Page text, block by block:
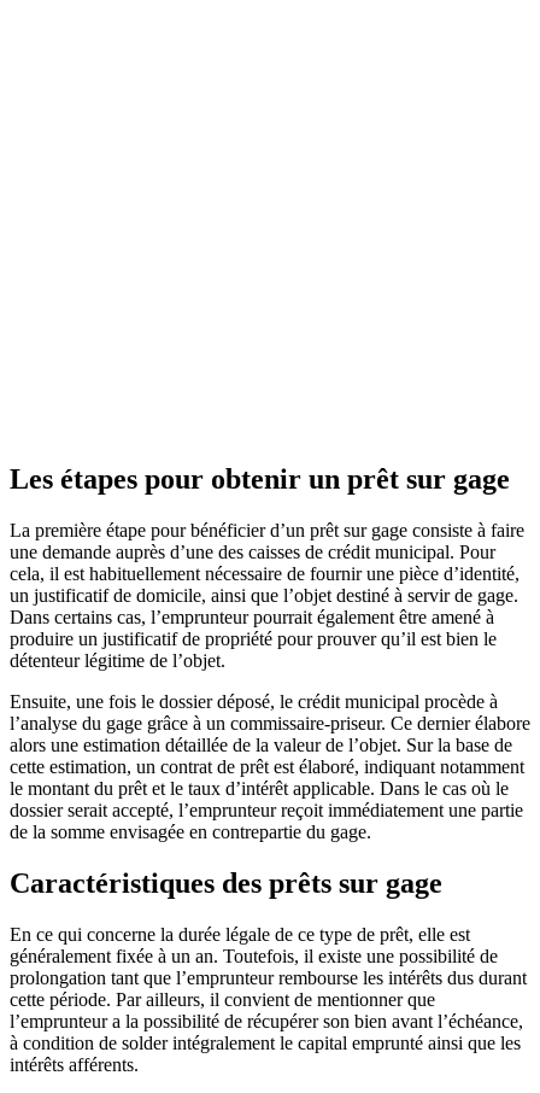
Les étapes pour obtenir un prêt sur gage
La première étape pour bénéficier d’un prêt sur gage consiste à faire
une demande auprès d’une des caisses de crédit municipal. Pour
cela, il est habituellement nécessaire de fournir une pièce d’identité,
un justificatif de domicile, ainsi que l’objet destiné à servir de gage.
Dans certains cas, l’emprunteur pourrait également être amené à
produire un justificatif de propriété pour prouver qu’il est bien le
détenteur légitime de l’objet.
Ensuite, une fois le dossier déposé, le crédit municipal procède à
l’analyse du gage grâce à un commissaire-priseur. Ce dernier élabore
alors une estimation détaillée de la valeur de l’objet. Sur la base de
cette estimation, un contrat de prêt est élaboré, indiquant notamment
le montant du prêt et le taux d’intérêt applicable. Dans le cas où le
dossier serait accepté, l’emprunteur reçoit immédiatement une partie
de la somme envisagée en contrepartie du gage.
Caractéristiques des prêts sur gage
En ce qui concerne la durée légale de ce type de prêt, elle est
généralement fixée à un an. Toutefois, il existe une possibilité de
prolongation tant que l’emprunteur rembourse les intérêts dus durant
cette période. Par ailleurs, il convient de mentionner que
l’emprunteur a la possibilité de récupérer son bien avant l’échéance,
à condition de solder intégralement le capital emprunté ainsi que les
intérêts afférents.